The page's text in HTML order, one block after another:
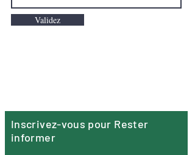
Validez
Inscrivez-vous pour Rester
informer